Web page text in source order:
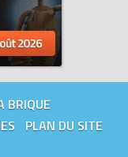
BRIQUE
PLAN DU SITE